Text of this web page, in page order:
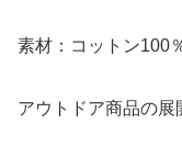
素材：コットン100
アウトドア商品の展